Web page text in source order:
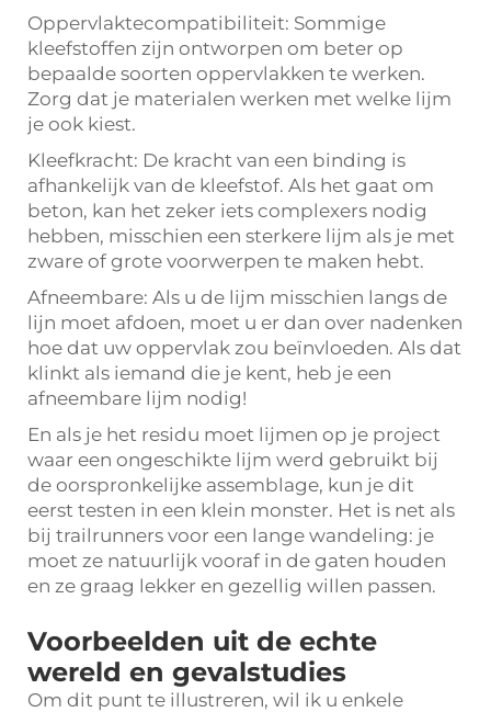
Oppervlaktecompatibiliteit: Sommige
kleefstoffen zijn ontworpen om beter op
bepaalde soorten oppervlakken te werken.
Zorg dat je materialen werken met welke lijm
je ook kiest.
Kleefkracht: De kracht van een binding is
afhankelijk van de kleefstof. Als het gaat om
beton, kan het zeker iets complexers nodig
hebben, misschien een sterkere lijm als je met
zware of grote voorwerpen te maken hebt.
Afneembare: Als u de lijm misschien langs de
lijn moet afdoen, moet u er dan over nadenken
hoe dat uw oppervlak zou beïnvloeden. Als dat
klinkt als iemand die je kent, heb je een
afneembare lijm nodig!
En als je het residu moet lijmen op je project
waar een ongeschikte lijm werd gebruikt bij
de oorspronkelijke assemblage, kun je dit
eerst testen in een klein monster. Het is net als
bij trailrunners voor een lange wandeling: je
moet ze natuurlijk vooraf in de gaten houden
en ze graag lekker en gezellig willen passen.
Voorbeelden uit de echte
wereld en gevalstudies
Om dit punt te illustreren, wil ik u enkele